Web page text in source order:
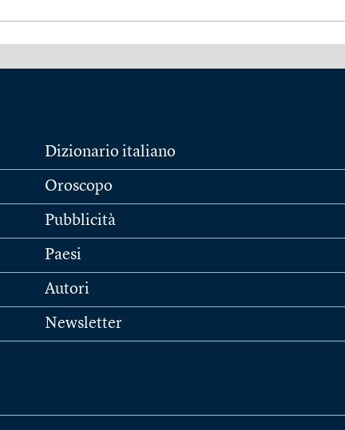
Dizionario italiano
Oroscopo
Pubblicità
Paesi
Autori
Newsletter